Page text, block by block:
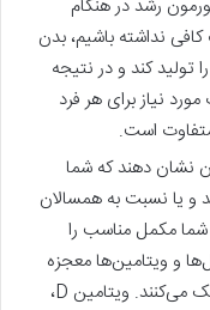
رشد در هنگام
نداشته باشیم، بدن
تولید کند و در نتیجه
نیاز برای هر فرد
است.
نشان دهند که شما
و یا نسبت به همسالان
شما مکمل مناسب را
و ویتامین‌ها معجزه
نمی‌کنند، بلکه تنها‌وتنها به رشد قد کمک می‌کنند. ویتامین D،